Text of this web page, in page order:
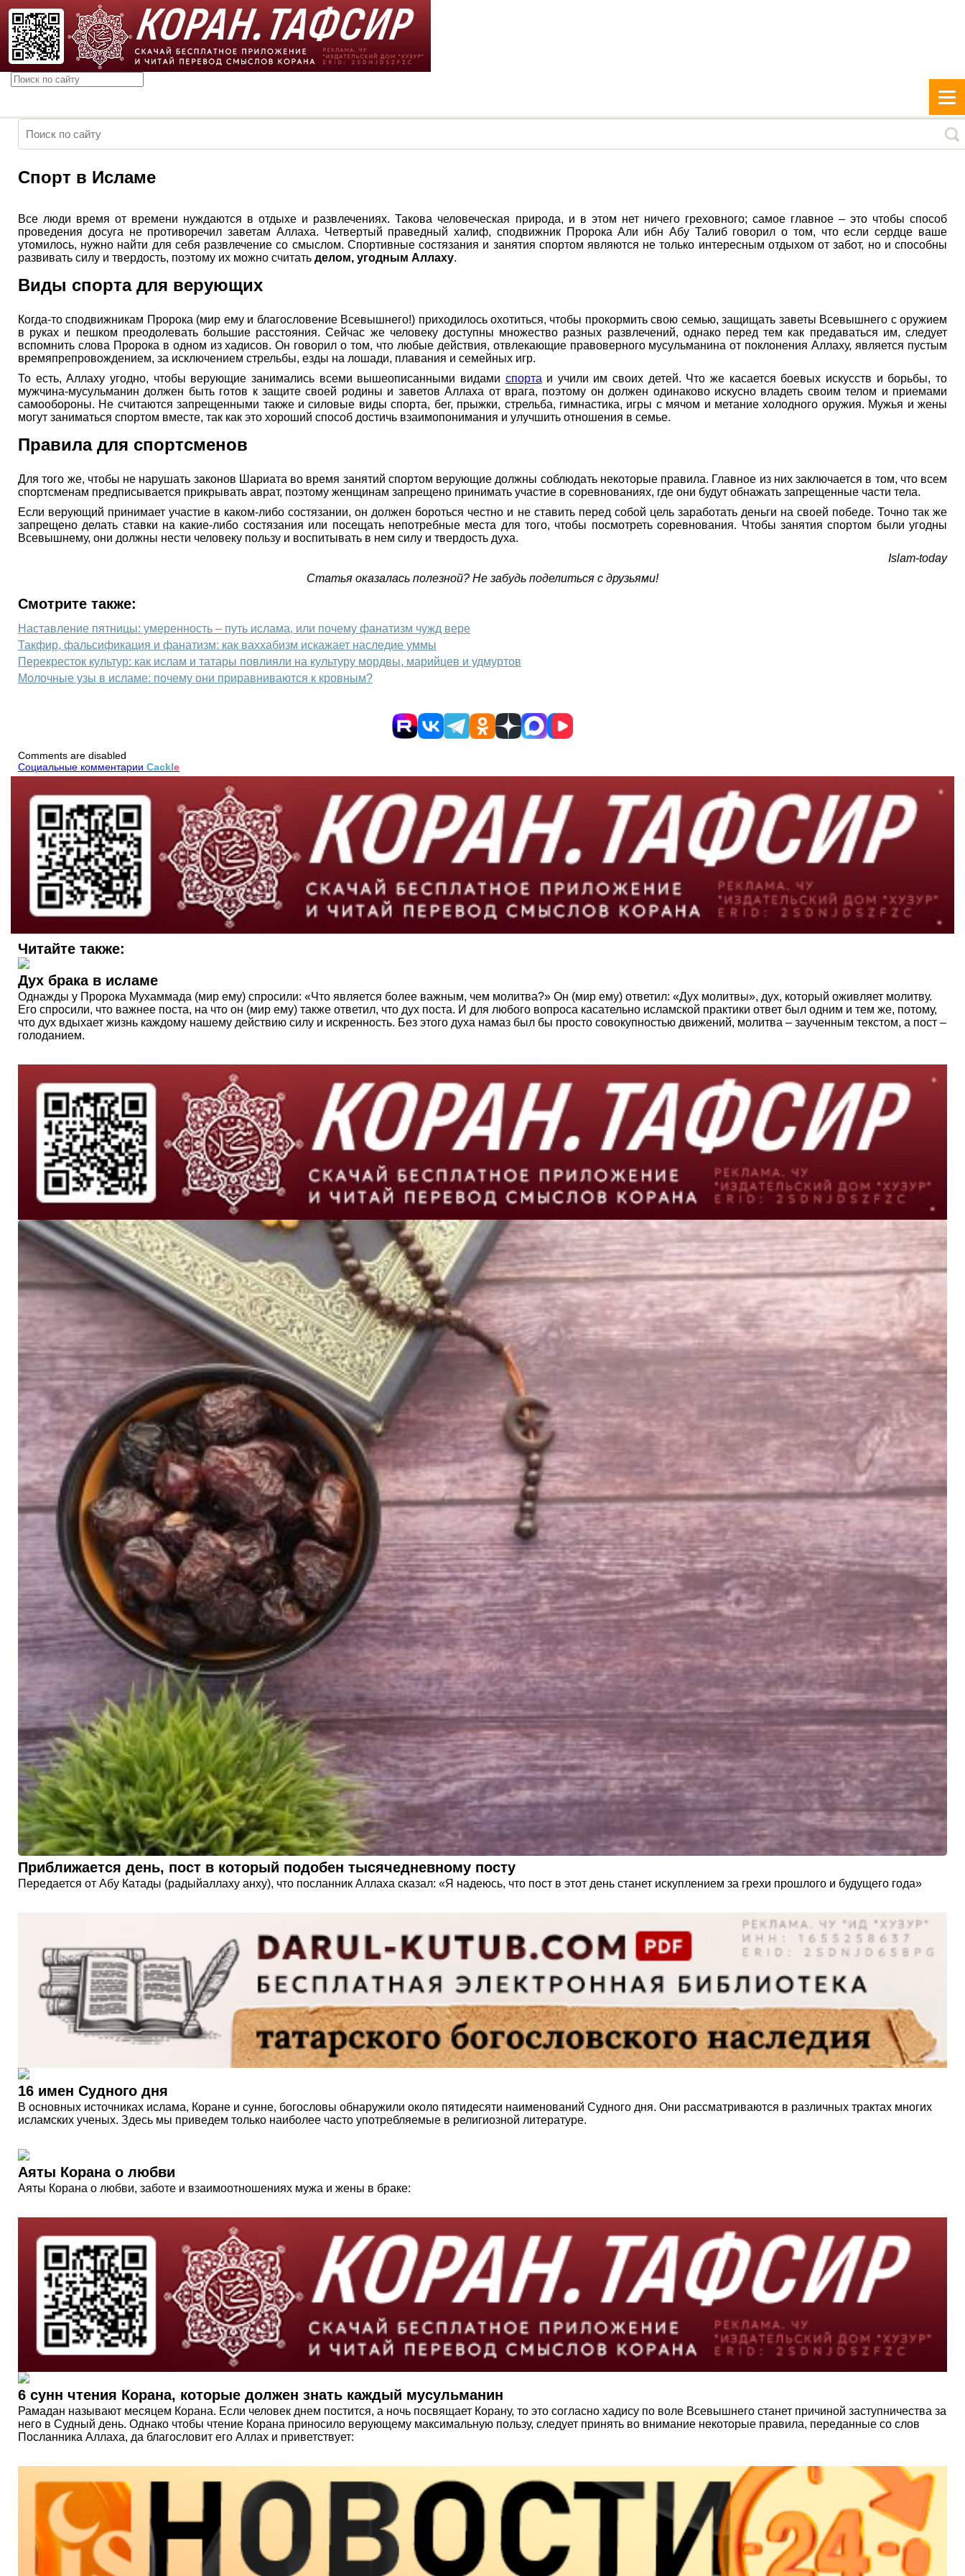
Спорт в Исламе
Все люди время от времени нуждаются в отдыхе и развлечениях. Такова человеческая природа, и в этом нет ничего греховного; самое главное – это чтобы способ
проведения досуга не противоречил заветам Аллаха. Четвертый праведный халиф, сподвижник Пророка Али ибн Абу Талиб говорил о том, что если сердце ваше
утомилось, нужно найти для себя развлечение со смыслом. Спортивные состязания и занятия спортом являются не только интересным отдыхом от забот, но и способны
развивать силу и твердость, поэтому их можно считать делом, угодным Аллаху.
Виды спорта для верующих
Когда-то сподвижникам Пророка (мир ему и благословение Всевышнего!) приходилось охотиться, чтобы прокормить свою семью, защищать заветы Всевышнего с оружием
в руках и пешком преодолевать большие расстояния. Сейчас же человеку доступны множество разных развлечений, однако перед тем как предаваться им, следует
вспомнить слова Пророка в одном из хадисов. Он говорил о том, что любые действия, отвлекающие правоверного мусульманина от поклонения Аллаху, является пустым
времяпрепровождением, за исключением стрельбы, езды на лошади, плавания и семейных игр.
То есть, Аллаху угодно, чтобы верующие занимались всеми вышеописанными видами спорта и учили им своих детей. Что же касается боевых искусств и борьбы, то
мужчина-мусульманин должен быть готов к защите своей родины и заветов Аллаха от врага, поэтому он должен одинаково искусно владеть своим телом и приемами
самообороны. Не считаются запрещенными также и силовые виды спорта, бег, прыжки, стрельба, гимнастика, игры с мячом и метание холодного оружия. Мужья и жены
могут заниматься спортом вместе, так как это хороший способ достичь взаимопонимания и улучшить отношения в семье.
Правила для спортсменов
Для того же, чтобы не нарушать законов Шариата во время занятий спортом верующие должны соблюдать некоторые правила. Главное из них заключается в том, что всем
спортсменам предписывается прикрывать аврат, поэтому женщинам запрещено принимать участие в соревнованиях, где они будут обнажать запрещенные части тела.
Если верующий принимает участие в каком-либо состязании, он должен бороться честно и не ставить перед собой цель заработать деньги на своей победе. Точно так же
запрещено делать ставки на какие-либо состязания или посещать непотребные места для того, чтобы посмотреть соревнования. Чтобы занятия спортом были угодны
Всевышнему, они должны нести человеку пользу и воспитывать в нем силу и твердость духа.
Islam-today
Статья оказалась полезной? Не забудь поделиться с друзьями!
Смотрите также:
Наставление пятницы: умеренность – путь ислама, или почему фанатизм чужд вере
Такфир, фальсификация и фанатизм: как ваххабизм искажает наследие уммы
Перекресток культур: как ислам и татары повлияли на культуру мордвы, марийцев и удмуртов
Молочные узы в исламе: почему они приравниваются к кровным?
Comments are disabled
Социальные комментарии Cackle
Читайте также:
Дух брака в исламе
Однажды у Пророка Мухаммада (мир ему) спросили: «Что является более важным, чем молитва?» Он (мир ему) ответил: «Дух молитвы», дух, который оживляет молитву.
Его спросили, что важнее поста, на что он (мир ему) также ответил, что дух поста. И для любого вопроса касательно исламской практики ответ был одним и тем же, потому,
что дух вдыхает жизнь каждому нашему действию силу и искренность. Без этого духа намаз был бы просто совокупностью движений, молитва – заученным текстом, а пост –
голоданием.
Приближается день, пост в который подобен тысячедневному посту
Передается от Абу Катады (радыйаллаху анху), что посланник Аллаха сказал: «Я надеюсь, что пост в этот день станет искуплением за грехи прошлого и будущего года»
16 имен Судного дня
В основных источниках ислама, Коране и сунне, богословы обнаружили около пятидесяти наименований Судного дня. Они рассматриваются в различных трактах многих
исламских ученых. Здесь мы приведем только наиболее часто употребляемые в религиозной литературе.
Аяты Корана о любви
Аяты Корана о любви, заботе и взаимоотношениях мужа и жены в браке:
6 сунн чтения Корана, которые должен знать каждый мусульманин
Рамадан называют месяцем Корана. Если человек днем постится, а ночь посвящает Корану, то это согласно хадису по воле Всевышнего станет причиной заступничества за
него в Судный день. Однако чтобы чтение Корана приносило верующему максимальную пользу, следует принять во внимание некоторые правила, переданные со слов
Посланника Аллаха, да благословит его Аллах и приветствует: